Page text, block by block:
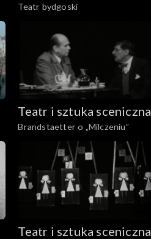
Teatr bydgoski
Teatr i sztuka sceniczna
Brandstaetter o „Milczeniu”
Teatr i sztuka sceniczna